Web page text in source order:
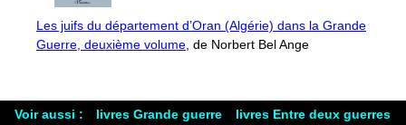
Les juifs du département d’Oran (Algérie) dans la Grande
Guerre, deuxième volume , de Norbert Bel Ange
Voir aussi : livres Grande guerre livres Entre deux guerres